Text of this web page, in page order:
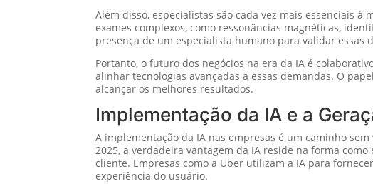
Além disso, especialistas são cada vez mais essenciais
exames complexos, como ressonâncias magnéticas,
presença de um especialista humano para validar essas
Portanto, o futuro dos negócios na era da IA é
alinhar tecnologias avançadas a essas demandas. O
alcançar os melhores resultados.
Implementação da IA e a
A implementação da IA nas empresas é um caminho
2025, a verdadeira vantagem da IA reside na forma
cliente. Empresas como a Uber utilizam a IA para
experiência do usuário.